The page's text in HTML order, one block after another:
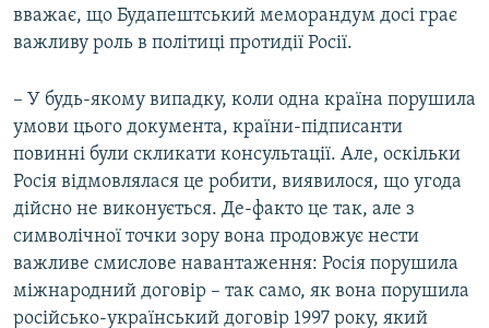
вважає, що Будапештський меморандум досі грає
важливу роль в політиці протидії Росії.
– У будь-якому випадку, коли одна країна порушила
умови цього документа, країни-підписанти
повинні були скликати консультації. Але, оскільки
Росія відмовлялася це робити, виявилося, що угода
дійсно не виконується. Де-факто це так, але з
символічної точки зору вона продовжує нести
важливе смислове навантаження: Росія порушила
міжнародний договір – так само, як вона порушила
російсько-український договір 1997 року, який